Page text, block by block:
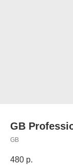
GB
GB
480 р.